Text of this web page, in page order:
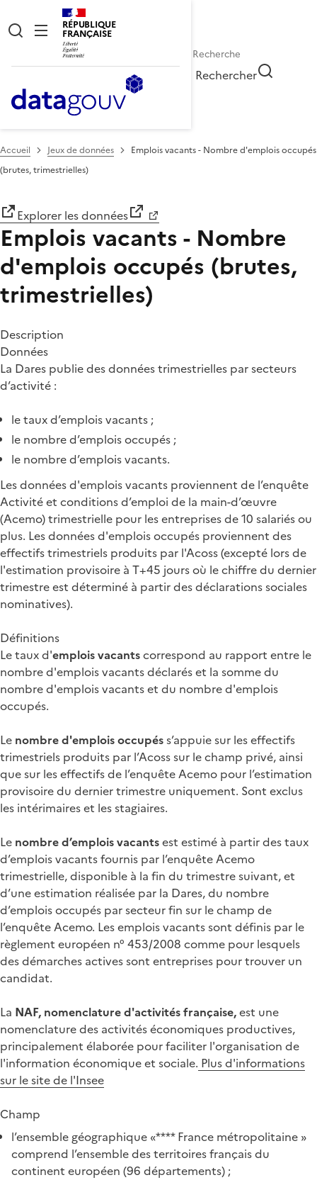
RÉPUBLIQUE
FRANÇAISE
Rechercher
Accueil Jeux de données
Emplois vacants - Nombre d'emplois occupés
(brutes, trimestrielles)
Explorer les données
Emplois vacants - Nombre
d'emplois occupés (brutes,
trimestrielles)
Description
Données
La Dares publie des données trimestrielles par secteurs
d’activité :
le taux d’emplois vacants ;
le nombre d’emplois occupés ;
le nombre d’emplois vacants.
Les données d'emplois vacants proviennent de l’enquête
Activité et conditions d’emploi de la main-d’œuvre
(Acemo) trimestrielle pour les entreprises de 10 salariés ou
plus. Les données d'emplois occupés proviennent des
effectifs trimestriels produits par l'Acoss (excepté lors de
l'estimation provisoire à T+45 jours où le chiffre du dernier
trimestre est déterminé à partir des déclarations sociales
nominatives).
Définitions
Le taux d'emplois vacantscorrespond au rapport entre le
nombre d'emplois vacants déclarés et la somme du
nombre d'emplois vacants et du nombre d'emplois
occupés.
Le nombre d'emplois occupéss’appuie sur les effectifs
trimestriels produits par l’Acoss sur le champ privé, ainsi
que sur les effectifs de l’enquête Acemo pour l’estimation
provisoire du dernier trimestre uniquement. Sont exclus
les intérimaires et les stagiaires.
Le nombre d’emplois vacantsest estimé à partir des taux
d’emplois vacants fournis par l’enquête Acemo
trimestrielle, disponible à la fin du trimestre suivant, et
d’une estimation réalisée par la Dares, du nombre
d’emplois occupés par secteur fin sur le champ de
l’enquête Acemo. Les emplois vacants sont définis par le
règlement européen n° 453/2008 comme pour lesquels
des démarches actives sont entreprises pour trouver un
candidat.
La NAF, nomenclature d'activités française,est une
nomenclature des activités économiques productives,
principalement élaborée pour faciliter l'organisation de
l'information économique et sociale. Plus d'informations
sur le site de l'Insee
Champ
l’ensemble géographique «**** France métropolitaine »
comprend l’ensemble des territoires français du
continent européen (96 départements) ;